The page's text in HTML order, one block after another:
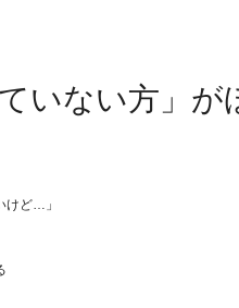
ていない方」
けど…」